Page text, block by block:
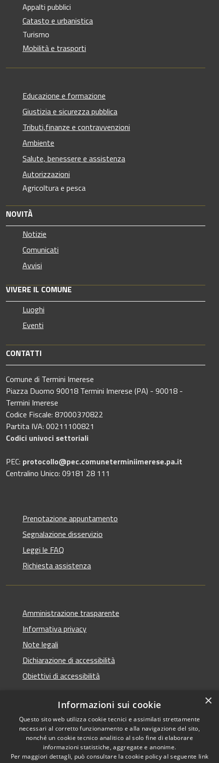
Appalti pubblici
Catasto e urbanistica
Turismo
Mobilità e trasporti
Educazione e formazione
Giustizia e sicurezza pubblica
Tributi,finanze e contravvenzioni
Ambiente
Salute, benessere e assistenza
Autorizzazioni
Agricoltura e pesca
NOVITÀ
Notizie
Comunicati
Avvisi
VIVERE IL COMUNE
Luoghi
Eventi
CONTATTI
Comune di Termini Imerese
Piazza Duomo 90018 Termini Imerese (PA) - 90018 -
Termini Imerese
Codice Fiscale: 87000370822
Partita IVA: 00211100821
Codici univoci settoriali
PEC: protocollo@pec.comuneterminiimerese.pa.it
Centralino Unico: 09181 28 111
Prenotazione appuntamento
Segnalazione disservizio
Leggi le FAQ
Richiesta assistenza
Amministrazione trasparente
Informativa privacy
Note legali
Dichiarazione di accessibilità
Obiettivi di accessibilità
RSS
Accessibilità
Cookie
Copyright © 2026 • Comune di
Termini Imerese • Powered
byMunicipium•
×
Informazioni sui cookie
Questo sito web utilizza cookie tecnici e assimilati strettamente
necessari al corretto funzionamento e alla navigazione del sito,
nonché un cookie tecnico analitico al solo fine di elaborare
informazioni statistiche, aggregate e anonime.
Per maggiori dettagli, può consultare la cookie policy al seguente link